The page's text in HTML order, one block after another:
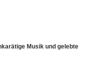
Musik und gelebte